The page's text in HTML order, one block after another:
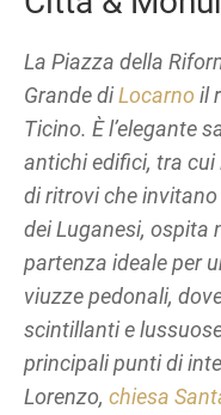
La Piazza della
Grande diLocarno il
Ticino. È l’elegante
antichi edifici, tra cui
di ritrovi che
dei Luganesi, ospita
partenza ideale per
viuzze pedonali,
scintillanti e
principali punti di
Lorenzo, chiesa